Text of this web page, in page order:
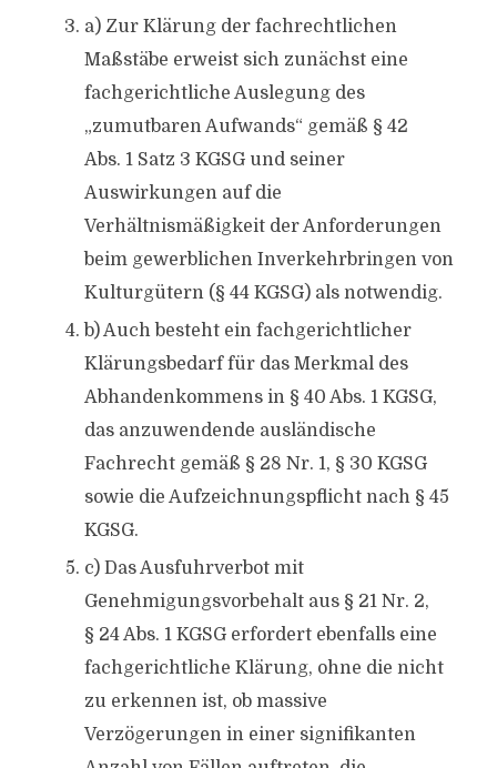
a) Zur Klärung der fachrechtlichen
Maßstäbe erweist sich zunächst eine
fachgerichtliche Auslegung des
„zumutbaren Aufwands“ gemäß § 42
Abs. 1 Satz 3 KGSG und seiner
Auswirkungen auf die
Verhältnismäßigkeit der Anforderungen
beim gewerblichen Inverkehrbringen von
Kulturgütern (§ 44 KGSG) als notwendig.
b) Auch besteht ein fachgerichtlicher
Klärungsbedarf für das Merkmal des
Abhandenkommens in § 40 Abs. 1 KGSG,
das anzuwendende ausländische
Fachrecht gemäß § 28 Nr. 1, § 30 KGSG
sowie die Aufzeichnungspflicht nach § 45
KGSG.
c) Das Ausfuhrverbot mit
Genehmigungsvorbehalt aus § 21 Nr. 2,
§ 24 Abs. 1 KGSG erfordert ebenfalls eine
fachgerichtliche Klärung, ohne die nicht
zu erkennen ist, ob massive
Verzögerungen in einer signifikanten